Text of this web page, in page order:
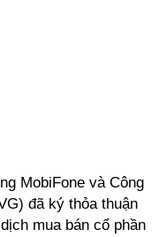
MobiFone và Công
đã ký thỏa thuận
mua bán cổ phần